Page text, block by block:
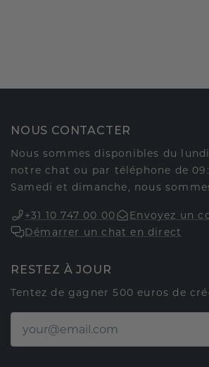
NOUS CONTACTER
Nous sommes disponibles du
notre chat ou par téléphone de
Samedi et dimanche, nous
+31 10 747 00 00
Envoyez un
Démarrer un chat en direct
RESTEZ À JOUR
Tentez de gagner 500 euros de